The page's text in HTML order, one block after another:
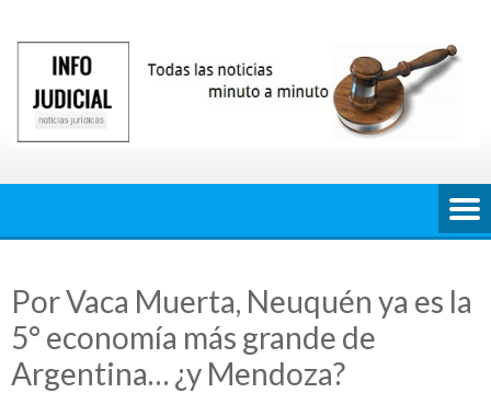
contenido
Por Vaca Muerta, Neuquén ya es la
5° economía más grande de
Argentina… ¿y Mendoza?